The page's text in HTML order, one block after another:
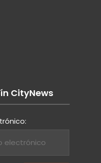
CityNews